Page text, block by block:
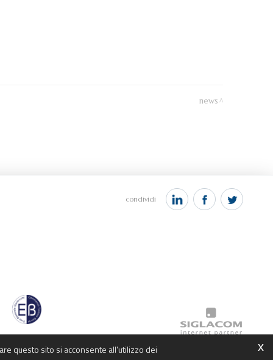
news
condividi
x
questo sito si acconsente all'utilizzo dei